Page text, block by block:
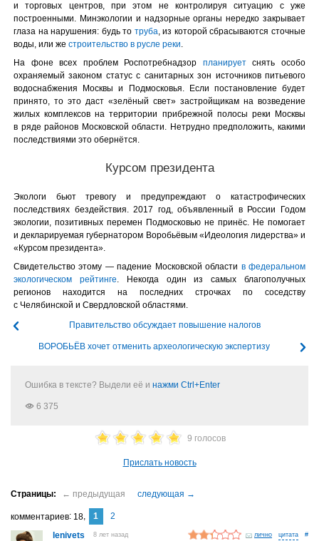
и торговых центров, при этом не контролируя ситуацию с уже
построенными. Минэкологии и надзорные органы нередко закрывает
глаза на нарушения: будь то труба, из которой сбрасываются сточные
воды, или же строительство в русле реки.
На фоне всех проблем Роспотребнадзор планируетснять особо
охраняемый законом статус с санитарных зон источников питьевого
водоснабжения Москвы и Подмосковья. Если постановление будет
принято, то это даст «зелёный свет» застройщикам на возведение
жилых комплексов на территории прибрежной полосы реки Москвы
в ряде районов Московской области. Нетрудно предположить, какими
последствиями это обернётся.
Курсом президента
Экологи бьют тревогу и предупреждают о катастрофических
последствиях бездействия. 2017 год, объявленный в России Годом
экологии, позитивных перемен Подмосковью не принёс. Не помогает
и декларируемая губернатором Воробьёвым «Идеология лидерства» и
«Курсом президента».
Свидетельство этому — падение Московской области в федеральном
экологическом рейтинге. Некогда один из самых благополучных
регионов находится на последних строчках по соседству
с Челябинской и Свердловской областями.
Правительство обсуждает повышение налогов
ВОРОБЬЁВ хочет отменить археологическую экспертизу
Ошибка в тексте? Выдели её и нажми Ctrl+Enter
6 375
9 голосов
Прислать новость
комментариев 18 1
2
lenivets
8 лет назад лично #